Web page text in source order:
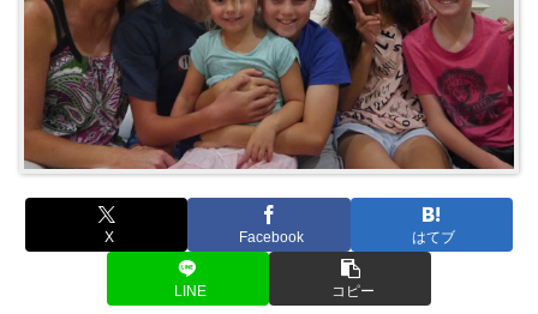
X Facebook はてブ
LINE コピー